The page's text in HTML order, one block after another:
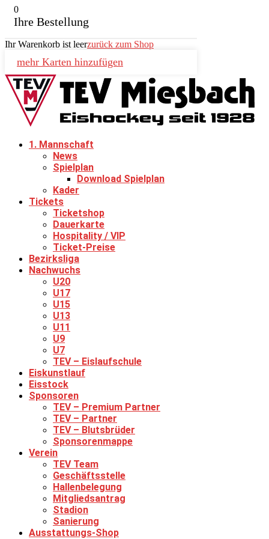
0
Ihre Bestellung
Ihr Warenkorb ist leerzurück zum Shop
mehr Karten hinzufügen
1. Mannschaft
News
Spielplan
Download Spielplan
Kader
Tickets
Ticketshop
Dauerkarte
Hospitality / VIP
Ticket-Preise
Bezirksliga
Nachwuchs
U20
U17
U15
U13
U11
U9
U7
TEV – Eislaufschule
Eiskunstlauf
Eisstock
Sponsoren
TEV – Premium Partner
TEV – Partner
TEV – Blutsbrüder
Sponsorenmappe
Verein
TEV Team
Geschäftsstelle
Hallenbelegung
Mitgliedsantrag
Stadion
Sanierung
Ausstattungs-Shop